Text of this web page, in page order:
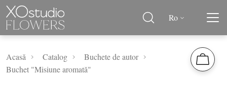
Ro
Acasă Catalog
Buchete de autor
Buchet "Misiune aromată"